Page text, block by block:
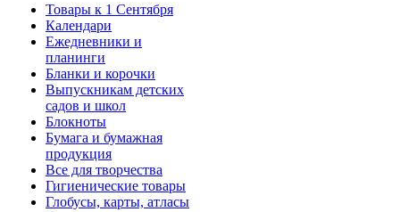
Товары к 1 Сентября
Календари
Ежедневники и
планинги
Бланки и корочки
Выпускникам детских
садов и школ
Блокноты
Бумага и бумажная
продукция
Все для творчества
Гигиенические товары
Глобусы, карты, атласы